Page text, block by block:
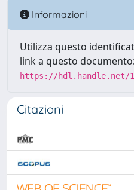
Informazioni
Utilizza questo
link a questo documento:
https://hdl.handle.net/
Citazioni